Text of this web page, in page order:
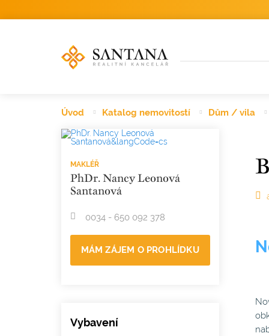
Úvod Katalog nemovitostí Dům / vila
MAKLÉŘ
PhDr. Nancy Leonová
Santanová
0034 - 650 092 378
MÁM ZÁJEM O PROHLÍDKU
Vybavení